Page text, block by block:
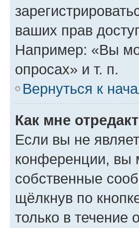
ваших прав
Например: «Вы
опросах» и т. п.
Вернуться к
Как мне
Если вы не
конференции, вы
собственные
щёлкнув по
только в течение